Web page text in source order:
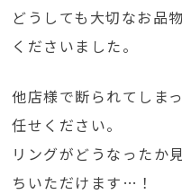
どうしても大切なお品
くださいました。
他店様で断られてしま
任せください。
リングがどうなったか
ちいただけます…！